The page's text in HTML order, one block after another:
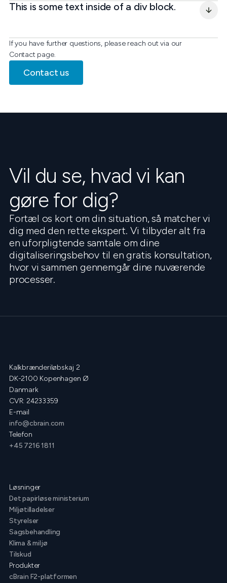
If you have further questions, please reach out via our
Contact page.
Contact us
This is some text inside of a div block.
Vil du se, hvad vi kan
gøre for dig?
Fortæl os kort om din situation, så matcher vi
dig med den rette ekspert. Vi tilbyder alt fra
en uforpligtende samtale om dine
digitaliseringsbehov til en gratis konsultation,
hvor vi sammen gennemgår dine nuværende
processer.
Kalkbrænderiløbskaj 2
DK-2100 Kopenhagen Ø
Danmark
CVR: 24233359
E-mail
info@cbrain.com
Telefon
+45 7216 1811
Løsninger
Det papirløse ministerium
Miljøtilladelser
Styrelser
Sagsbehandling
Klima & miljø
Tilskud
Produkter
cBrain F2-platformen